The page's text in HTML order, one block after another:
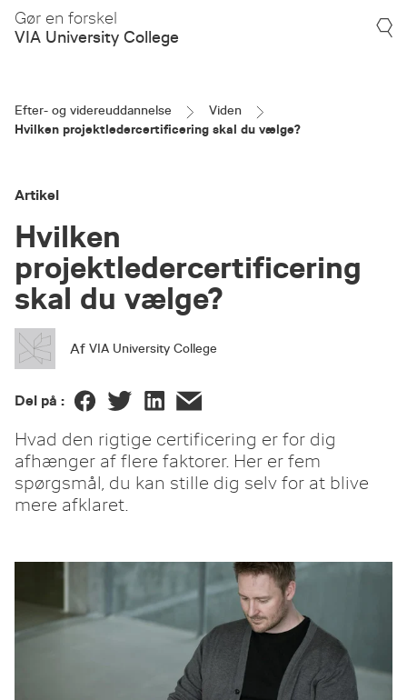
Gør en forskel
VIA University College
Efter- og videreuddannelse
Viden
Hvilken projektledercertificering skal du vælge?
Artikel
Hvilken
projektledercertificering
skal du vælge?
Af VIA University College
Del på :
Hvad den rigtige certificering er for dig
afhænger af flere faktorer. Her er fem
spørgsmål, du kan stille dig selv for at blive
mere afklaret.